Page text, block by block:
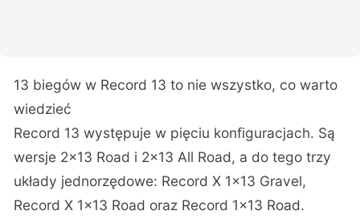
13 biegów w Record 13 to nie wszystko, co warto
wiedzieć
Record 13 występuje w pięciu konfiguracjach. Są
wersje 2×13 Road i 2×13 All Road, a do tego trzy
układy jednorzędowe: Record X 1×13 Gravel,
Record X 1×13 Road oraz Record 1×13 Road.